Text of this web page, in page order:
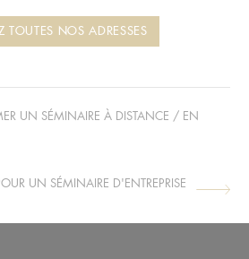
TOUTES NOS ADRESSES
UN SÉMINAIRE À DISTANCE / EN
UN SÉMINAIRE D'ENTREPRISE